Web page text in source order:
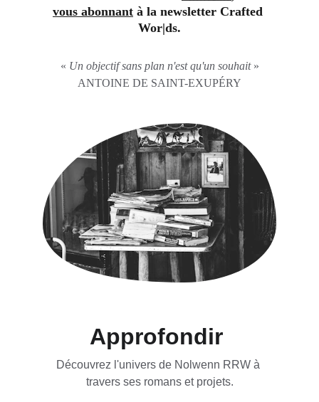
« Un objectif sans plan n'est qu'un souhait »
ANTOINE DE SAINT-EXUPÉRY
vous abonnant à la newsletter Crafted
Wor|ds.
Approfondir
Découvrez l'univers de Nolwenn RRW à
travers ses romans et projets.